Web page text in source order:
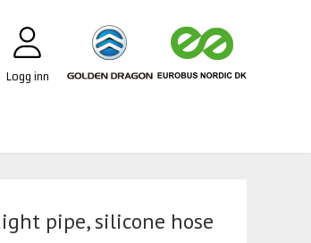
Logg inn
pipe, silicone hose